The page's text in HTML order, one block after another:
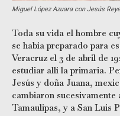
Miguel López Azuara con Jesús
Toda su vida el hombre
se había preparado para
Veracruz el 3 de abril de
estudiar allí la primaria.
Jesús y doña Juana,
cambiaron
Tamaulipas, y a San Luis